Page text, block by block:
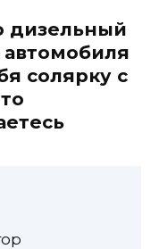
дизельный
солярку с